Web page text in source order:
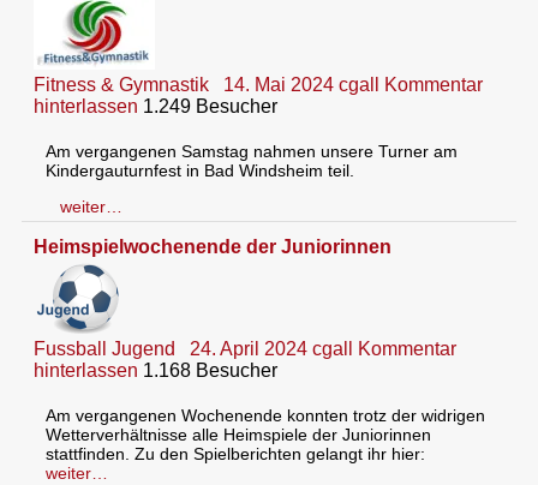
Fitness & Gymnastik 14. Mai 2024 cgall
Kommentar
hinterlassen 1.249 Besucher
Am vergangenen Samstag nahmen unsere Turner am
Kindergauturnfest in Bad Windsheim teil.
weiter…
Heimspielwochenende der Juniorinnen
Fussball Jugend 24. April 2024 cgall
Kommentar
hinterlassen 1.168 Besucher
Am vergangenen Wochenende konnten trotz der widrigen
Wetterverhältnisse alle Heimspiele der Juniorinnen
stattfinden. Zu den Spielberichten gelangt ihr hier:
weiter…